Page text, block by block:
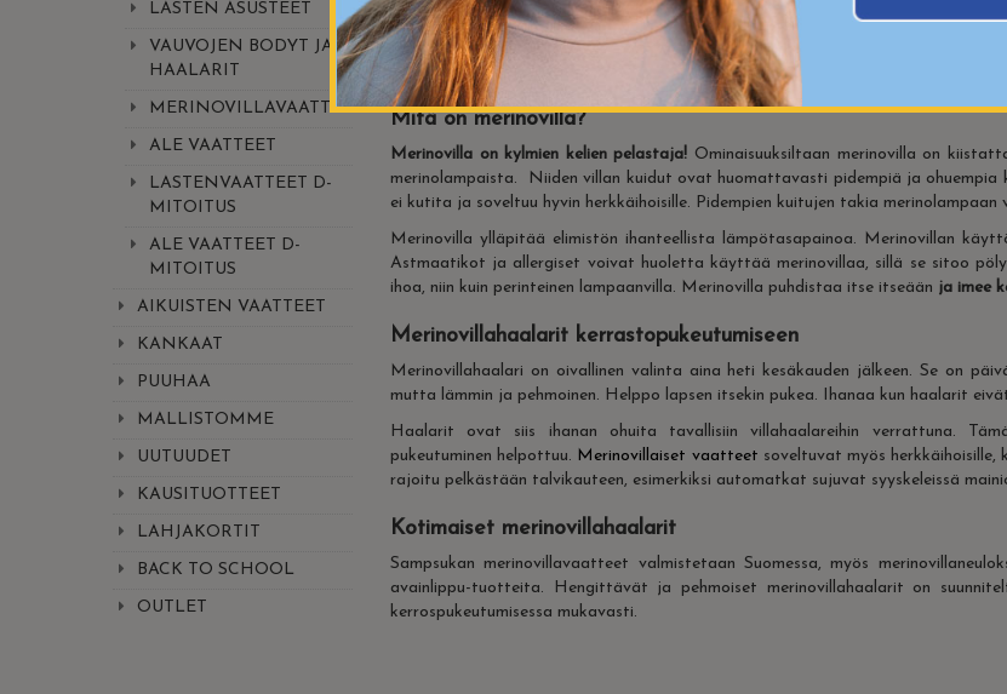
LASTEN ASUSTEET
VAUVOJEN BODYT JA
HAALARIT
MERINOVILLAVAATTEET
ALE VAATTEET
LASTENVAATTEET D-
MITOITUS
ALE VAATTEET D-
MITOITUS
AIKUISTEN VAATTEET
KANKAAT
PUUHAA
MALLISTOMME
UUTUUDET
KAUSITUOTTEET
LAHJAKORTIT
BACK TO SCHOOL
OUTLET
Tässä tuoteryhmässä ei ole tällä hetkellä tuotteita.
Mitä on merinovilla?
Merinovilla on kylmien kelien pelastaja! Ominaisuuksiltaan merinovilla on
merinolampaista. Niiden villan kuidut ovat huomattavasti pidempiä ja ohuempia
ei kutita ja soveltuu hyvin herkkäihoisille. Pidempien kuitujen takia
Merinovilla ylläpitää elimistön ihanteellista lämpötasapainoa. Merinovillan
Astmaatikot ja allergiset voivat huoletta käyttää merinovillaa, sillä se sitoo
ihoa, niin kuin perinteinen lampaanvilla. Merinovilla puhdistaa itse itseään ja imee
Merinovillahaalarit kerrastopukeutumiseen
Merinovillahaalari on oivallinen valinta aina heti kesäkauden jälkeen. Se on
mutta lämmin ja pehmoinen. Helppo lapsen itsekin pukea. Ihanaa kun haalarit
Haalarit ovat siis ihanan ohuita tavallisiin villahaalareihin verrattuna.
pukeutuminen helpottuu. Merinovillaiset vaatteet soveltuvat myös
rajoitu pelkästään talvikauteen, esimerkiksi automatkat sujuvat syyskeleissä
Kotimaiset merinovillahaalarit
Sampsukan merinovillavaatteet valmistetaan Suomessa, myös
avainlippu-tuotteita. Hengittävät ja pehmoiset merinovillahaalarit on
kerrospukeutumisessa mukavasti.